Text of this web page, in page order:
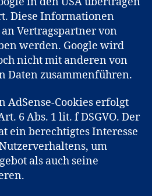
Diese Informationen
Vertragspartner von
werden. Google wird
nicht mit anderen von
Daten zusammenführen.
AdSense-Cookies erfolgt
6 Abs. 1 lit. f DSGVO. Der
ein berechtigtes Interesse
um
als auch seine